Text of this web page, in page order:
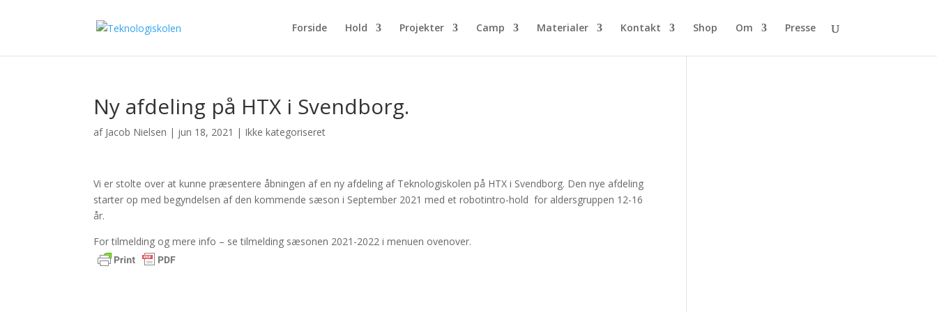
Forside Hold Projekter Camp Materialer Kontakt Shop Om Presse
Ny afdeling på HTX i Svendborg.
af Jacob Nielsen | jun 18, 2021 | Ikke kategoriseret
Vi er stolte over at kunne præsentere åbningen af en ny afdeling af Teknologiskolen på HTX i Svendborg. Den nye afdeling
starter op med begyndelsen af den kommende sæson i September 2021 med et robotintro-hold for aldersgruppen 12-16
år.
For tilmelding og mere info – se tilmelding sæsonen 2021-2022 i menuen ovenover.